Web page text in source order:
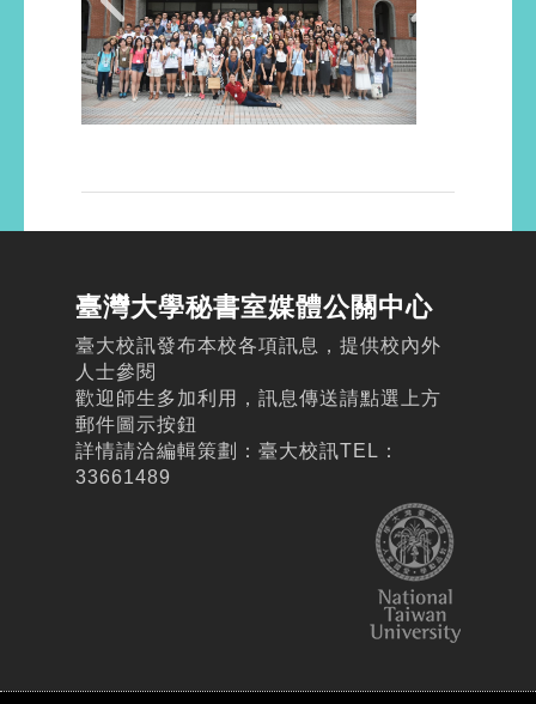
臺灣大學秘書室媒體公關中心
臺大校訊發布本校各項訊息，提供校內外
人士參閱
歡迎師生多加利用，訊息傳送請點選上方
郵件圖示按鈕
詳情請洽編輯策劃：臺大校訊TEL：
33661489